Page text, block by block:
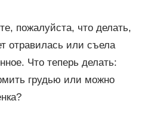
пожалуйста, что делать,
отравилась или съела
Что теперь делать:
грудью или можно